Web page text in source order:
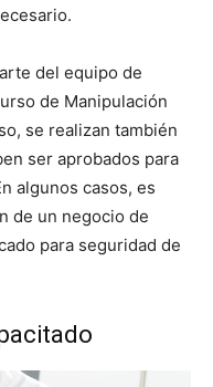
del equipo de
de Manipulación
se realizan también
ser aprobados para
algunos casos, es
de un negocio de
para seguridad de